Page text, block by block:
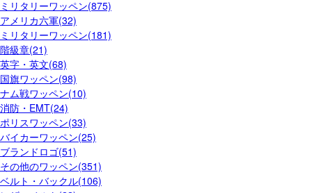
ミリタリーワッペン(875)
アメリカ六軍(32)
ミリタリーワッペン(181)
階級章(21)
英字・英文(68)
国旗ワッペン(98)
ナム戦ワッペン(10)
消防・EMT(24)
ポリスワッペン(33)
バイカーワッペン(25)
ブランドロゴ(51)
その他のワッペン(351)
ベルト・バックル(106)